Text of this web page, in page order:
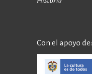
Con el apoyo de: